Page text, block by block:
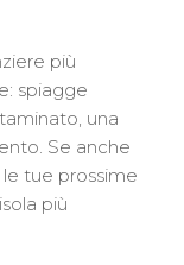
più
spiagge
una
Se anche
tue prossime
più